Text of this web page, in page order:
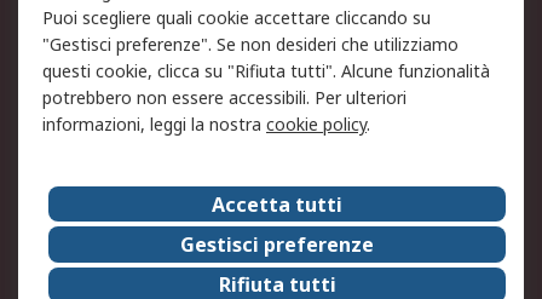
Condizioni di vendita
Condizioni generali di
servizio
Etica e responsabilità
Chi Siamo
Chi Siamo
Contattaci
Supporto
ESG
Carriere
RS Group
Press Centre
Discovery: il Blog di RS
Puoi scegliere quali cookie accettare cliccando su
"Gestisci preferenze". Se non desideri che utilizziamo
questi cookie, clicca su "Rifiuta tutti". Alcune funzionalità
potrebbero non essere accessibili. Per ulteriori
informazioni, leggi la nostra cookie policy.
Accetta tutti
Gestisci preferenze
Rifiuta tutti